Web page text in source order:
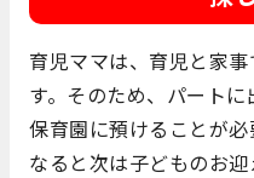
育児ママは、育児と家事
す。そのため、パート
保育園に預けることが
なると次は子どものお